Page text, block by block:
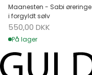
Maanesten - Sabi øreringe
i forgyldt sølv
Salgspris
550,00 DKK
På lager